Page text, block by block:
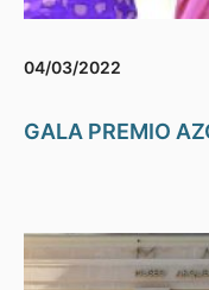
04/03/2022
GALA PREMIO